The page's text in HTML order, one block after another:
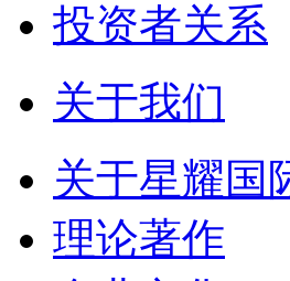
投资者关系
关于我们
关于星耀国
理论著作